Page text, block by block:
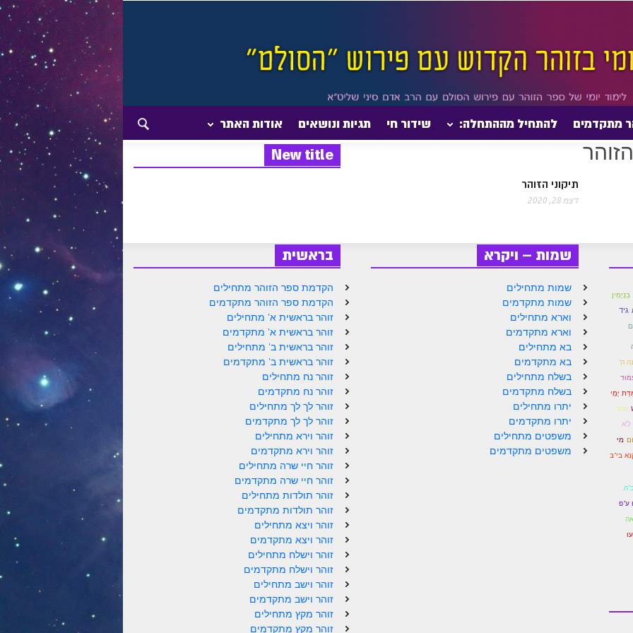
מתקדמים להתחיל מההתחלה: שידור חי תגיות ונושאים אודות האתר
New title
תיקוני הזוהר
דצמ 28, 2020
בראשית
הקדמת ספר הזוהר מתחילים
הקדמת ספר הזוהר מתקדמים
זוהר בראשית א' מתחילים
זוהר בראשית א' מתקדמים
זוהר בראשית ב' מתחילים
זוהר בראשית ב' מתקדמים
זוהר נח מתחילים
זוהר נח מתקדמים
זוהר לך לך מתחילים
זוהר לך לך מתקדמים
זוהר וירא מתחילים
זוהר וירא מתקדמים
זוהר חיי שרה מתחילים
זוהר חיי שרה מתקדמים
זוהר תולדות מתחילים
זוהר תולדות מתקדמים
זוהר ויצא מתחילים
זוהר ויצא מתקדמים
זוהר וישלח מתחילים
זוהר וישלח מתקדמים
זוהר וישב מתחילים
זוהר וישב מתקדמים
זוהר מקץ מתחילים
זוהר מקץ מתקדמים
שמות – ויקרא
שמות מתחילים
שמות מתקדמים
וארא מתחילים
וארא מתקדמים
בא מתחילים
בא מתקדמים
בשלח מתחילים
בשלח מתקדמים
יתרו מתחילים
יתרו מתקדמים
משפטים מתחילים
משפטים מתקדמים
בִּנְיָמִין
גיד
ה'
יָמַי
זוהר
לֹא
מי
בי"ב
ע"פ